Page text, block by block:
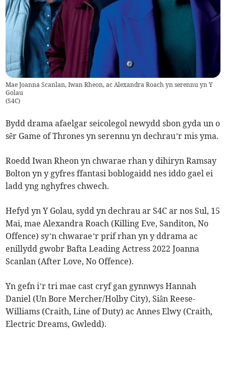
Mae Joanna Scanlan, Iwan Rheon, ac Alexandra Roach yn serennu yn Y
Golau
(S4C)
Bydd drama afaelgar seicolegol newydd sbon gyda un o
sêr Game of Thrones yn serennu yn dechrau’r mis yma.
Roedd Iwan Rheon yn chwarae rhan y dihiryn Ramsay
Bolton yn y gyfres ffantasi boblogaidd nes iddo gael ei
ladd yng nghyfres chwech.
Hefyd yn Y Golau, sydd yn dechrau ar S4C ar nos Sul, 15
Mai, mae Alexandra Roach (Killing Eve, Sanditon, No
Offence) sy’n chwarae’r prif rhan yn y ddrama ac
enillydd gwobr Bafta Leading Actress 2022 Joanna
Scanlan (After Love, No Offence).
Yn gefn i’r tri mae cast cryf gan gynnwys Hannah
Daniel (Un Bore Mercher/Holby City), Siân Reese-
Williams (Craith, Line of Duty) ac Annes Elwy (Craith,
Electric Dreams, Gwledd).